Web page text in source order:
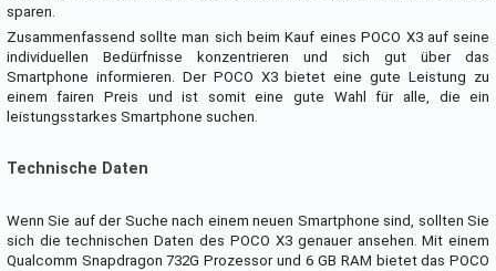
sparen.
Zusammenfassend sollte man sich beim Kauf eines POCO X3 auf seine
individuellen Bedürfnisse konzentrieren und sich gut über das
Smartphone informieren. Der POCO X3 bietet eine gute Leistung zu
einem fairen Preis und ist somit eine gute Wahl für alle, die ein
leistungsstarkes Smartphone suchen.
Technische Daten
Wenn Sie auf der Suche nach einem neuen Smartphone sind, sollten Sie
sich die technischen Daten des POCO X3 genauer ansehen. Mit einem
Qualcomm Snapdragon 732G Prozessor und 6 GB RAM bietet das POCO